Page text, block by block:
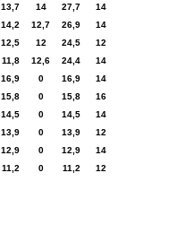
13,7 14 27,7
14
14,2 12,7 26,9
14
12,5 12 24,5
12
11,8 12,6 24,4
14
16,9 0 16,9
14
15,8 0 15,8
16
14,5 0 14,5
14
13,9 0 13,9
12
12,9 0 12,9
14
11,2 0 11,2 12